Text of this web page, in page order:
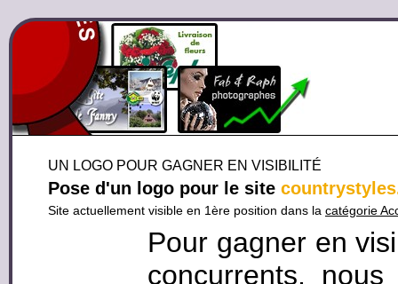
UN LOGO POUR GAGNER EN VISIBILITÉ
Pose d'un logo pour le site
Site actuellement visible en 1ère position dans la catégorie
Pour gagner en
concurrents,